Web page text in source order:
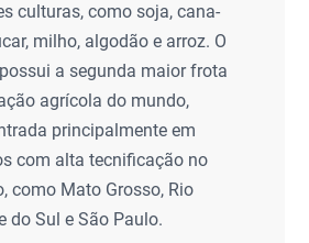
culturas, como soja, cana-
milho, algodão e arroz. O
a segunda maior frota
agrícola do mundo,
principalmente em
com alta tecnificação no
como Mato Grosso, Rio
do Sul e São Paulo.